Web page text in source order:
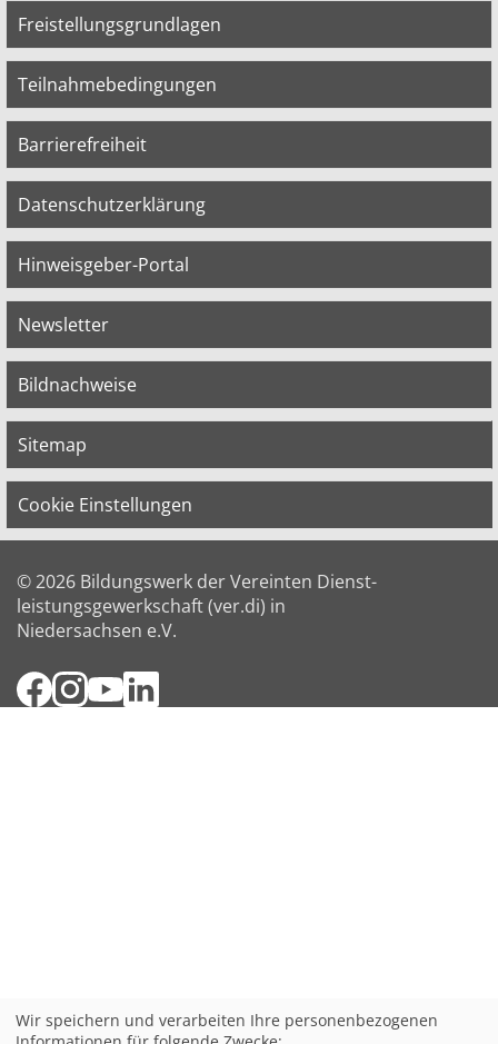
Freistellungsgrundlagen
Teilnahmebedingungen
Barrierefreiheit
Datenschutzerklärung
Hinweisgeber-Portal
Newsletter
Bildnachweise
Sitemap
Cookie Einstellungen
© 2026 Bildungswerk der Vereinten Dienst­
leis­tungs­ge­werk­schaft (ver.di) in
Niedersachsen e.V.
Facebook
Instagram
YouTube
Wir speichern und verarbeiten Ihre personenbezogenen